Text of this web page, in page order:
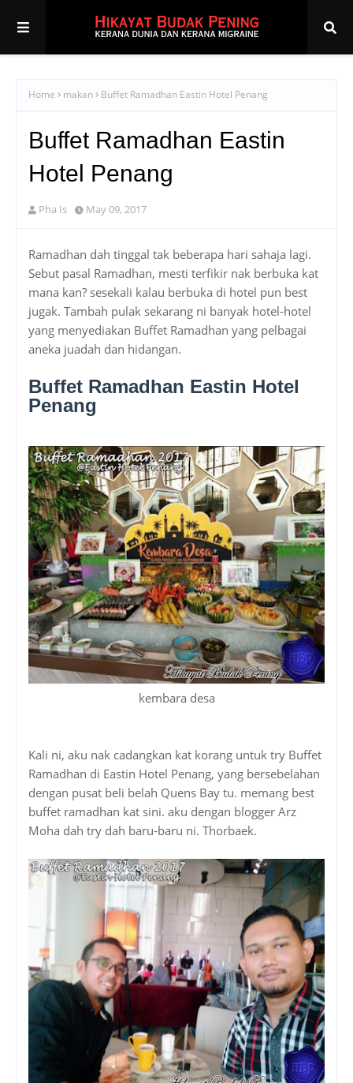
Home makan Buffet Ramadhan Eastin Hotel Penang
Buffet Ramadhan Eastin
Hotel Penang
Pha Is May 09, 2017
Ramadhan dah tinggal tak beberapa hari sahaja lagi.
Sebut pasal Ramadhan, mesti terfikir nak berbuka kat
mana kan? sesekali kalau berbuka di hotel pun best
jugak. Tambah pulak sekarang ni banyak hotel-hotel
yang menyediakan Buffet Ramadhan yang pelbagai
aneka juadah dan hidangan.
Buffet Ramadhan Eastin Hotel
Penang
kembara desa
Kali ni, aku nak cadangkan kat korang untuk try Buffet
Ramadhan di Eastin Hotel Penang, yang bersebelahan
dengan pusat beli belah Quens Bay tu. memang best
buffet ramadhan kat sini. aku dengan blogger Arz
Moha dah try dah baru-baru ni. Thorbaek.